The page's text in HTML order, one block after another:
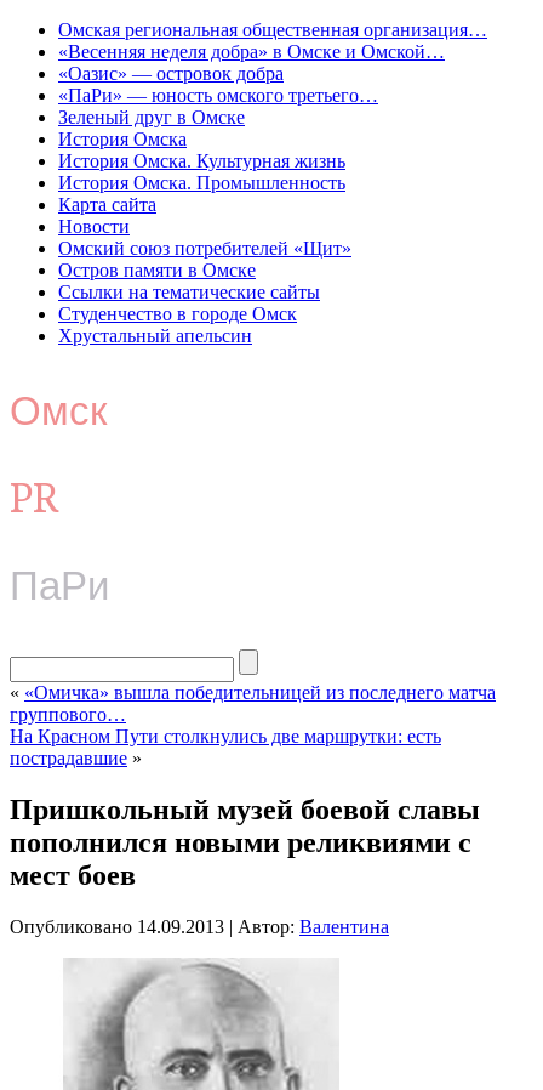
Омская региональная общественная организация…
«Весенняя неделя добра» в Омске и Омской…
«Оазис» — островок добра
«ПаРи» — юность омского третьего…
Зеленый друг в Омске
История Омска
История Омска. Культурная жизнь
История Омска. Промышленность
Карта сайта
Новости
Омский союз потребителей «Щит»
Остров памяти в Омске
Ссылки на тематические сайты
Студенчество в городе Омск
Хрустальный апельсин
Омск
PR
ПаРи
« «Омичка» вышла победительницей из последнего матча
группового…
На Красном Пути столкнулись две маршрутки: есть
пострадавшие »
Пришкольный музей боевой славы
пополнился новыми реликвиями с
мест боев
Опубликовано 14.09.2013 | Автор: Валентина